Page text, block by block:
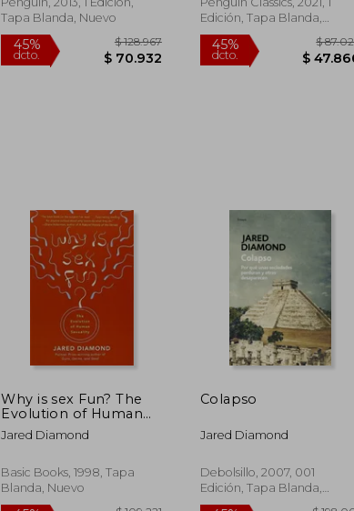
Tapa Blanda, Nuevo
45%
dcto.
Edición, Tapa Blanda,
Nuevo
45%
dcto.
Why is sex Fun? The
Evolution of Human
Sexuality (Science
Masters s. ) (en Inglés)
Jared Diamond
Basic Books, 1998, Tapa
Blanda, Nuevo
Colapso
Jared Diamond
Debolsillo, 2007, 001
Edición, Tapa Blanda,
Usado